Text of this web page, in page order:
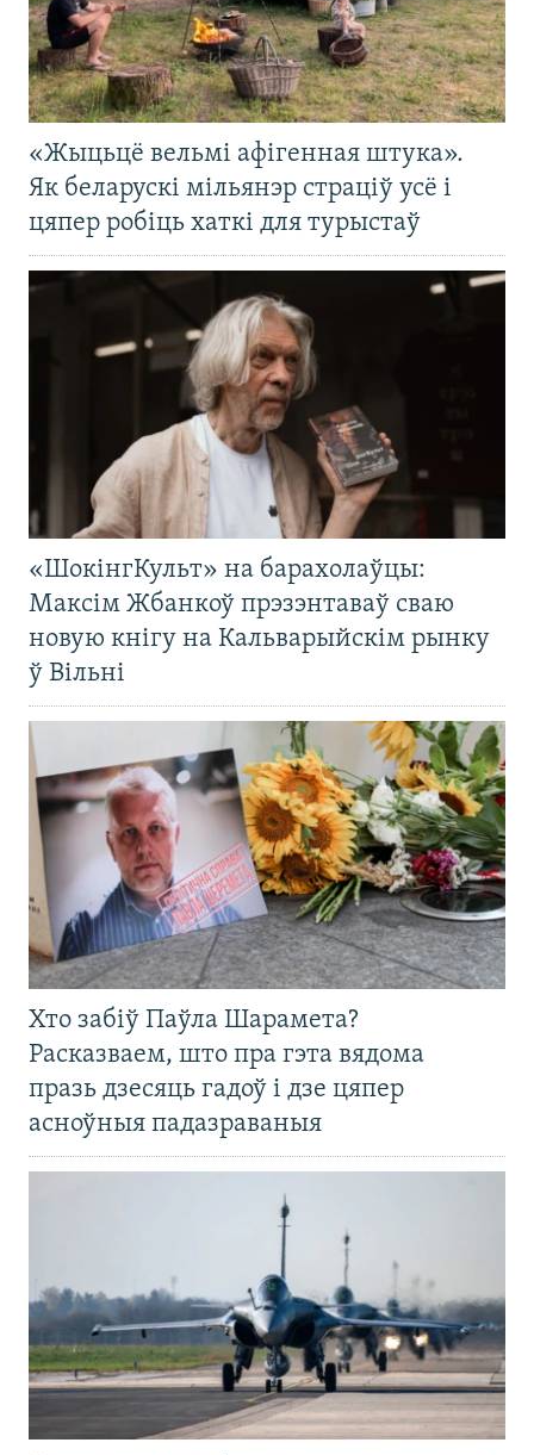
«Жыцьцё вельмі афігенная штука».
Як беларускі мільянэр страціў усё і
цяпер робіць хаткі для турыстаў
«ШокінгКульт» на барахолаўцы:
Максім Жбанкоў прэзэнтаваў сваю
новую кнігу на Кальварыйскім рынку
ў Вільні
Хто забіў Паўла Шарамета?
Расказваем, што пра гэта вядома
празь дзесяць гадоў і дзе цяпер
асноўныя падазраваныя